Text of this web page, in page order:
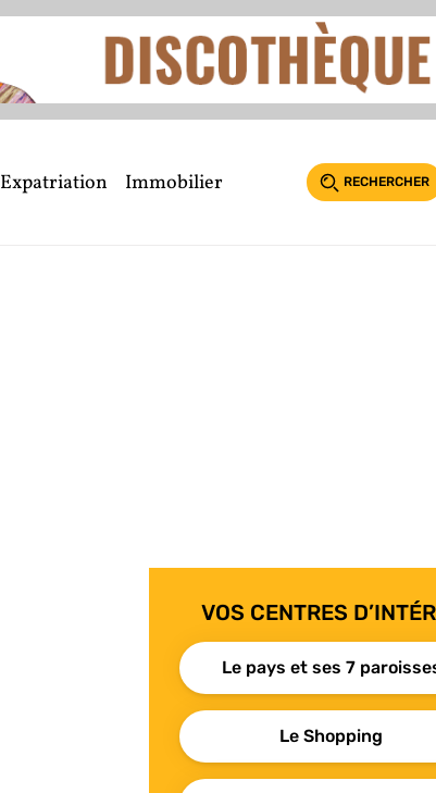
Expatriation Immobilier RECHERCHER
VOS CENTRES
Le pays et ses 7
Le Shopping